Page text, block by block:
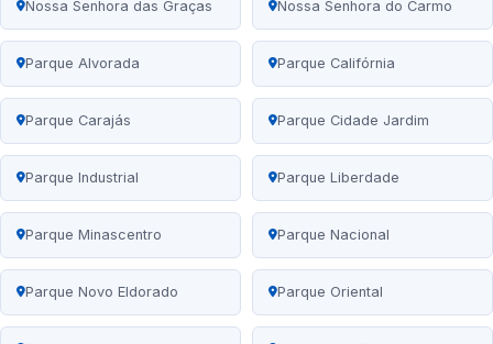
Nossa Senhora das Graças Nossa Senhora do Carmo
Parque Alvorada Parque Califórnia
Parque Carajás Parque Cidade Jardim
Parque Industrial Parque Liberdade
Parque Minascentro Parque Nacional
Parque Novo Eldorado Parque Oriental